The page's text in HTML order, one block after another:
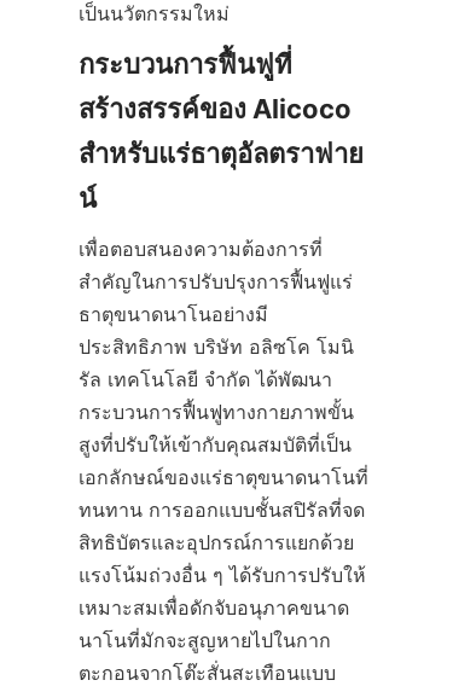
เป็นนวัตกรรมใหม่
กระบวนการฟื้นฟูที่
สร้างสรรค์ของ Alicoco
สำหรับแร่ธาตุอัลตราฟาย
เพื่อตอบสนองความต้องการที่
สำคัญในการปรับปรุงการฟื้นฟูแร่
ธาตุขนาดนาโนอย่างมี
ประสิทธิภาพ บริษัท อลิซโค โมนิ
รัล เทคโนโลยี จำกัด ได้พัฒนา
กระบวนการฟื้นฟูทางกายภาพขั้น
สูงที่ปรับให้เข้ากับคุณสมบัติที่เป็น
เอกลักษณ์ของแร่ธาตุขนาดนาโนที่
ทนทาน การออกแบบชั้นสปิรัลที่จด
สิทธิบัตรและอุปกรณ์การแยกด้วย
แรงโน้มถ่วงอื่น ๆ ได้รับการปรับให้
เหมาะสมเพื่อดักจับอนุภาคขนาด
นาโนที่มักจะสูญหายไปในกาก
ตะกอนจากโต๊ะสั่นสะเทือนแบบ